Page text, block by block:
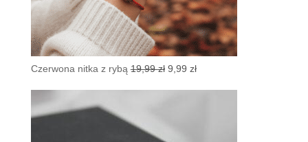
Czerwona nitka z rybą 19,99zł Pierwotna
9,99 złAktualna